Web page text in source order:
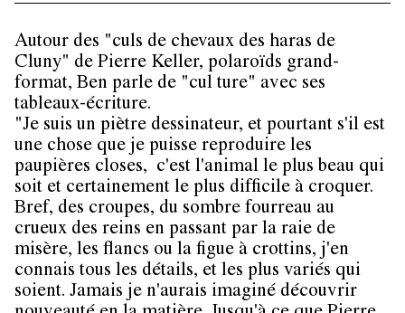
Autour des "culs de chevaux des haras de
Cluny" de Pierre Keller, polaroïds grand-
format, Ben parle de "cul ture" avec ses
tableaux-écriture.
"Je suis un piètre dessinateur, et pourtant s'il est
une chose que je puisse reproduire les
paupières closes, c'est l'animal le plus beau qui
soit et certainement le plus difficile à croquer.
Bref, des croupes, du sombre fourreau au
crueux des reins en passant par la raie de
misère, les flancs ou la figue à crottins, j'en
connais tous les détails, et les plus variés qui
soient. Jamais je n'aurais imaginé découvrir